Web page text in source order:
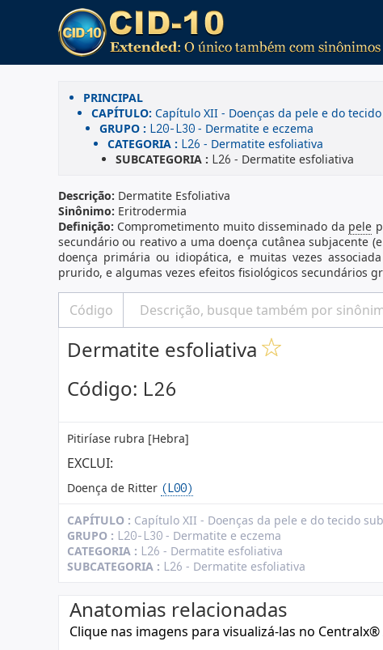
PRINCIPAL
CAPÍTULO: Capítulo XII - Doenças da pele e do
GRUPO : L20-L30 - Dermatite e eczema
CATEGORIA : L26 - Dermatite esfoliativa
SUBCATEGORIA : L26 - Dermatite esfoliativa
Descrição: Dermatite Esfoliativa
Sinônimo: Eritrodermia
Definição: Comprometimento muito disseminado da pele
secundário ou reativo a uma doença cutânea subjacente
doença primária ou idiopática, e muitas vezes
prurido, e algumas vezes efeitos fisiológicos secundários
Dermatite esfoliativa
Código: L26
Pitiríase rubra [Hebra]
EXCLUI:
Doença de Ritter (L00)
CAPÍTULO : Capítulo XII - Doenças da pele e do tecido
GRUPO : L20-L30 - Dermatite e eczema
CATEGORIA : L26 - Dermatite esfoliativa
SUBCATEGORIA : L26 - Dermatite esfoliativa
Anatomias relacionadas
Clique nas imagens para visualizá-las no Centralx®